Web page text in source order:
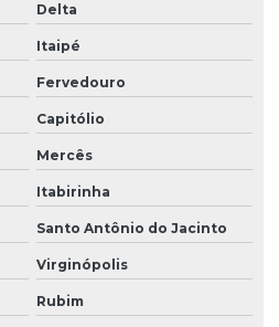
Delta
Itaipé
Fervedouro
Capitólio
Mercês
Itabirinha
Santo Antônio do Jacinto
Virginópolis
Rubim